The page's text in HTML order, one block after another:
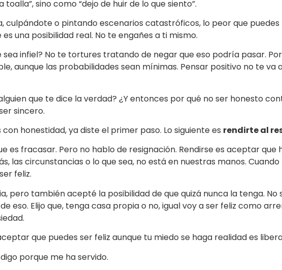
sino como “dejo de huir de lo que siento”.
culpándote o pintando escenarios catastróficos, lo peor que
una posibilidad real. No te engañes a ti mismo.
infiel? No te tortures tratando de negar que eso podría pasar.
aunque las probabilidades sean mínimas. Pensar positivo no te
que te dice la verdad? ¿Y entonces por qué no ser honesto
sincero.
honestidad, ya diste el primer paso. Lo siguiente es rendirte al
es fracasar. Pero no hablo de resignación. Rendirse es aceptar
las circunstancias o lo que sea, no está en nuestras manos.
feliz.
pero también acepté la posibilidad de que quizá nunca la tenga. No
eso. Elijo que, tenga casa propia o no, igual voy a ser feliz como
que puedes ser feliz aunque tu miedo se haga realidad es
porque me ha servido.